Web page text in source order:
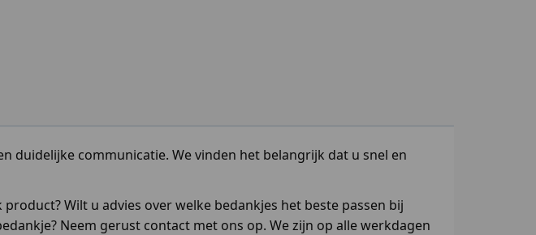
duidelijke communicatie. We vinden het belangrijk dat u snel en
Wilt u advies over welke bedankjes het beste passen bij
Neem gerust contact met ons op. We zijn op alle werkdagen